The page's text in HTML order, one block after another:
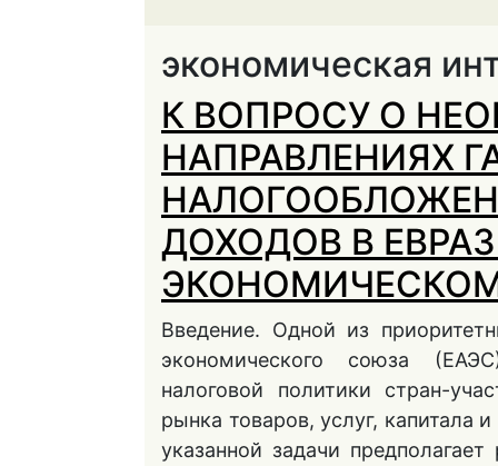
экономическая
К ВОПРОСУ О
НАПРАВЛЕНИЯХ
ДОХОДОВ В
Введение. Одной из
экономического союза
налоговой политики стран-
рынка товаров, услуг,
указанной задачи